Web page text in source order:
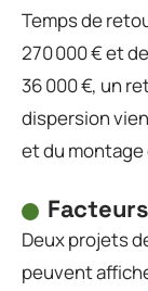
Temps de
270 000 € et
36 000 €, un
dispersion
et du
Deux projets
peuvent